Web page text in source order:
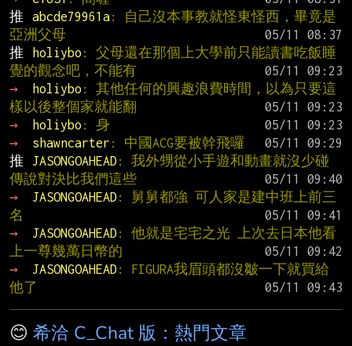
推
abcde79961a: 自己沒本事教就怪東怪西，畢竟是
亞洲父母
推
holiybo : 父母還在那個上大學前只能讀書吃飯睡
覺的觀念吧，不能有
→
holiybo : 其他任何的興趣浪費時間，以為只要這
樣以後整個家就能翻
→
holiybo : 身
→
shawncarter : 中國ACG要被幹飛囉
推
JASONGOAHEAD : 我外甥從小手遊和動畫就沒少碰
傳說對決比我們這些
→
JASONGOAHEAD : 舅舅都強 可人家是建中班上前三
名
→
JASONGOAHEAD : 他就是宅宅之光 上次去日本他看
上一尊幾萬日幣的
→
JASONGOAHEAD : FIGURA我眉頭都沒皺一下就買給
他了
😊 希洽 C_Chat 版：熱門文章